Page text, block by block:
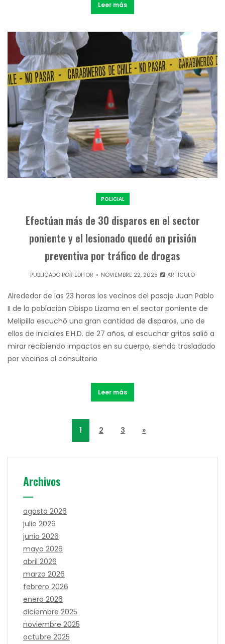
Leer más
POLICIAL
Efectúan más de 30 disparos en el sector
poniente y el lesionado quedó en prisión
preventiva por tráfico de drogas
PUBLICADO POR EDITOR NOVIEMBRE 22, 2025 ARTÍCULO
Alrededor de las 23 horas los vecinos del pasaje Juan Pablo
II de la población Obispo Lizama en el sector poniente de
Melipilla escuchó una gran cantidad de disparos, uno de
ellos de iniciales E.H.D. de 27 años, al escuchar gritos salió a
mirar recibiendo impactos en su cuerpo, siendo trasladado
por vecinos al consultorio
Leer más
1 2 3 »
Archivos
agosto 2026
julio 2026
junio 2026
mayo 2026
abril 2026
marzo 2026
febrero 2026
enero 2026
diciembre 2025
noviembre 2025
octubre 2025